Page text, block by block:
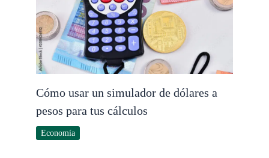
Cómo usar un simulador de dólares a
pesos para tus cálculos
Economía